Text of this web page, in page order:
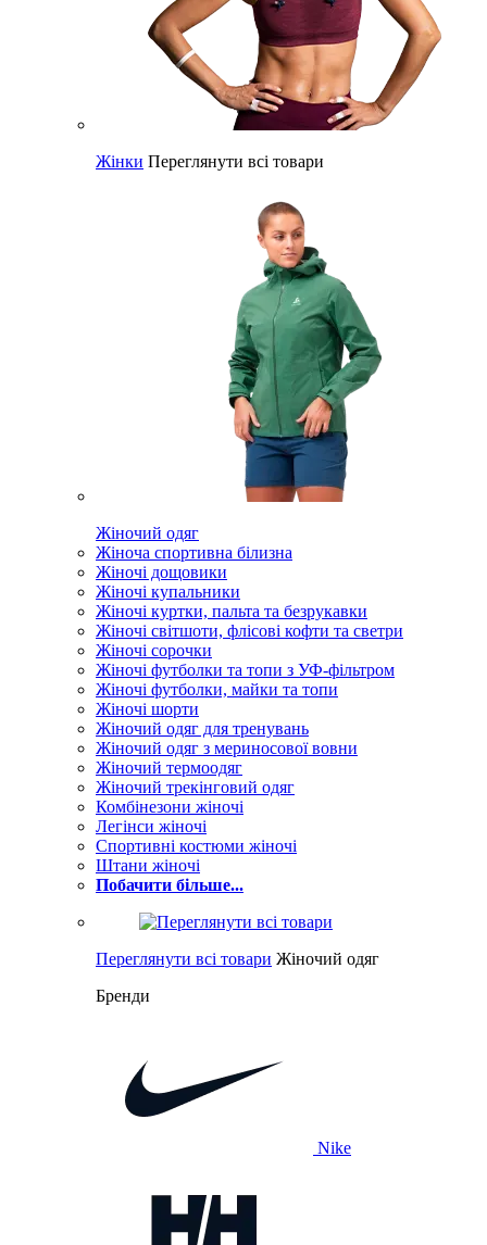
Жінки Переглянути всі товари
Жіночий одяг
Жіноча спортивна білизна
Жіночі дощовики
Жіночі купальники
Жіночі куртки, пальта та безрукавки
Жіночі світшоти, флісові кофти та светри
Жіночі сорочки
Жіночі футболки та топи з УФ-фільтром
Жіночі футболки, майки та топи
Жіночі шорти
Жіночий одяг для тренувань
Жіночий одяг з мериносової вовни
Жіночий термоодяг
Жіночий трекінговий одяг
Комбінезони жіночі
Легінси жіночі
Спортивні костюми жіночі
Штани жіночі
Побачити більше...
Переглянути всі товари Жіночий одяг
Бренди
Nike